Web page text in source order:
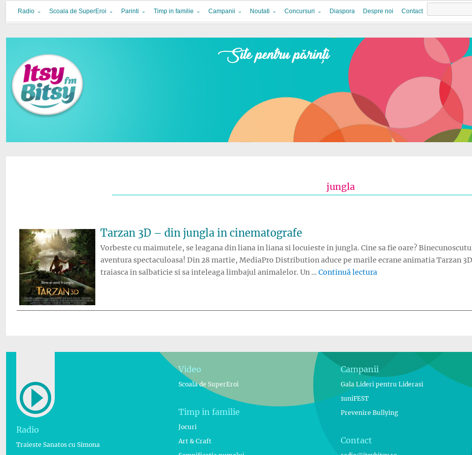
Itsy Bitsy
bucurie in familie
Radio Scoala de SuperEroi Parinti Timp in familie Campanii Noutati Concursuri Diaspora Despre noi Contact
jungla
Tarzan 3D – din jungla in cinematografe
Vorbeste cu maimutele, se leagana din liana in liana si locuieste in jungla. Cine sa fie oare?
aventura spectaculoasa! Din 28 martie, MediaPro Distribution aduce pe marile ecrane animatia Tarzan
traiasca in salbaticie si sa inteleaga limbajul animalelor. Un … Continuă lectura
Radio
Traieste Sanatos cu Simona
Video
Scoala de SuperEroi
Timp in familie
Jocuri
Art & Craft
Campanii
Gala Lideri pentru Liderasi
1uniFEST
Prevenire Bullying
Contact